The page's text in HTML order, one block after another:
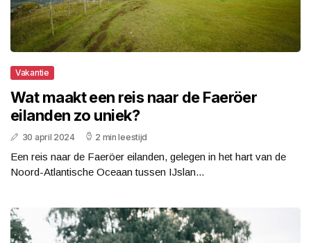
Vakantie
Wat maakt een reis naar de Faeröer
eilanden zo uniek?
30 april 2024 2 min leestijd
Een reis naar de Faeröer eilanden, gelegen in het hart van de
Noord-Atlantische Oceaan tussen IJslan...